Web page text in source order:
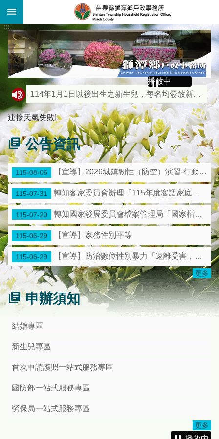
跳到主要內容區塊
:::
播放中
114年1月1日以後出生之新生兒，每名均發放新台幣2萬元。
輕輕的一句關懷與問候，就像關心老朋友一樣簡單，拿起電話撥打安心專線1925或苗栗縣關懷專線721565
防治數位性別暴力「遠離受害，避免加害」
人口政策措施：性別平等沒煩惱，生男生女一樣好
內政部戶政司全球資訊網（https://www.ris.gov.tw/app/portal/260）提供申請人使用自然人憑證進行「線上申辦戶籍登記服務」申辦作業。
車輛慢看停 行人安全行
遷徙登記應依居住事實審認 以符合「人籍合一」原則
苗栗縣戶政規費可使用多元支付繳納，歡迎多加利用。
連接天氣失敗!
公告資訊
115-08-06 【宣導】2026城鎮韌性（防空）演習-行動網路降速演練
115-07-31 轉知客家委員會辦理「115年度客語家庭表揚活動」，詳如說明，請查照。
115-07-20 轉知國家發展委員會檔案管理局「國家檔案館115年志工召募簡章」及海報電子檔各1份，如說明，請查照。
115-06-29 【宣導】家務性別平等
115-06-29 【宣導】防治數位性別暴力「遠離受害，避免加害」
更多
申辦須知
結婚專區
新生兒專區
首次申請護照一站式服務專區
國防部一站式服務專區
勞保局一站式服務專區
更多